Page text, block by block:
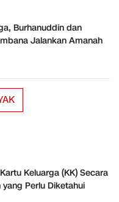
Burhanuddin dan
Jalankan Amanah
Keluarga (KK) Secara
Perlu Diketahui